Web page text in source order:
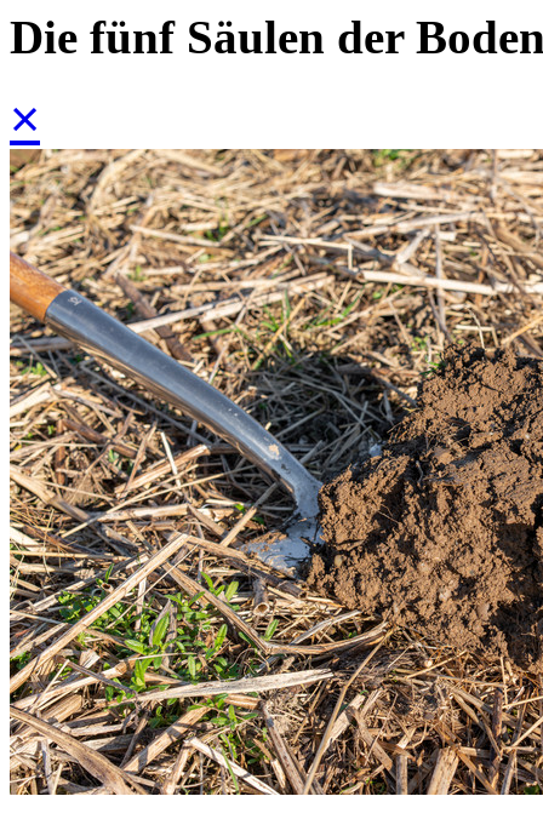
Die fünf Säulen der
×